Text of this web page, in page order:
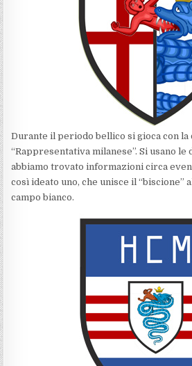
Durante il periodo bellico si gioca con la
“Rappresentativa milanese”. Si usano
abbiamo trovato informazioni circa
così ideato uno, che unisce il “biscione”
campo bianco.